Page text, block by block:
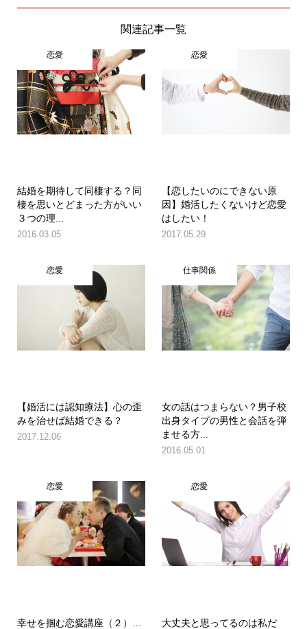
関連記事一覧
恋愛
結婚を期待して同棲する？同
棲を思いとどまった方がいい
３つの理...
2016.03.05
恋愛
【恋したいのにできない原
因】婚活したくないけど恋愛
はしたい！
2017.05.29
恋愛
【婚活には認知療法】心の歪
みを治せば結婚できる？
2017.12.06
仕事関係
女の話はつまらない？男子校
出身タイプの男性と会話を弾
ませる方...
2016.05.01
恋愛
幸せを掴む恋愛講座（２）…
恋愛
大丈夫と思ってるのは私だ